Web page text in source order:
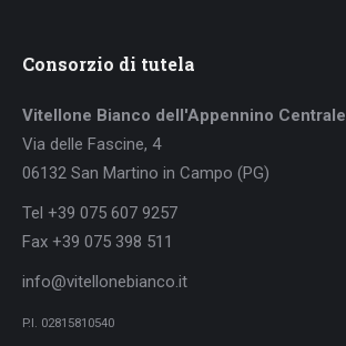
Consorzio di tutela
Vitellone Bianco dell'Appennino Centrale
Via delle Fascine, 4
06132 San Martino in Campo (PG)
Tel +39 075 607 9257
Fax +39 075 398 511
info@vitellonebianco.it
P.I. 02815810540